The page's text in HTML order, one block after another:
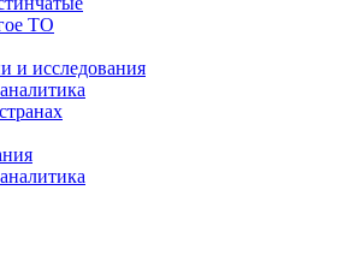
ТО
и исследования